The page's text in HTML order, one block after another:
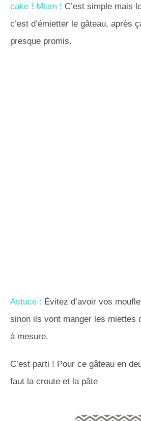
cake ! Miam ! C’est simple mais
c’est d’émietter le gâteau, après
presque promis.
Astuce : Évitez d’avoir vos
sinon ils vont manger les miettes
à mesure.
C’est parti ! Pour ce gâteau en
faut la croute et la pâte